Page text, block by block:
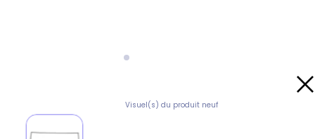
Visuel(s) du produit neuf